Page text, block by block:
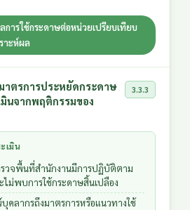
การใช้กระดาษต่อหน่วยเปรียบเทียบ
าะห์ผล
าตรการประหยัดกระดาษ
นจากพฤติกรรมของ
3.3.3
เมิน
รวจพื้นที่สำนักงานมีการปฏิบัติตาม
ไม่พบการใช้กระดาษสิ้นเปลือง
คลากรถึงมาตรการหรือแนวทางใช้